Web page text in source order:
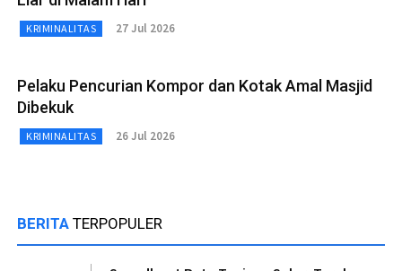
KRIMINALITAS 27 Jul 2026
Pelaku Pencurian Kompor dan Kotak Amal Masjid
Dibekuk
KRIMINALITAS 26 Jul 2026
BERITA TERPOPULER